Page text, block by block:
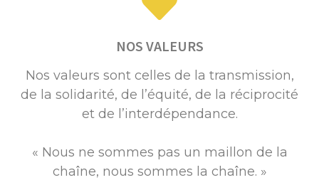
NOS VALEURS
Nos valeurs sont celles de la transmission,
de la solidarité, de l’équité, de la réciprocité
et de l’interdépendance.
« Nous ne sommes pas un maillon de la
chaîne, nous sommes la chaîne. »